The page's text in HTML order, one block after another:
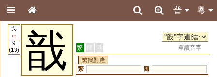
粵
普
戈
62
9
(13)
戠 繁 簡 港
單讀音字
繁簡對應
繁
簡